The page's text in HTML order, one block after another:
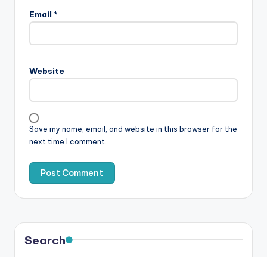
Email *
Website
Save my name, email, and website in this browser for the
next time I comment.
Search